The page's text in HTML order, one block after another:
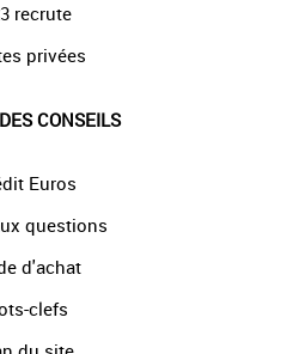
recrute
privées
CONSEILS
Euros
questions
d'achat
clefs